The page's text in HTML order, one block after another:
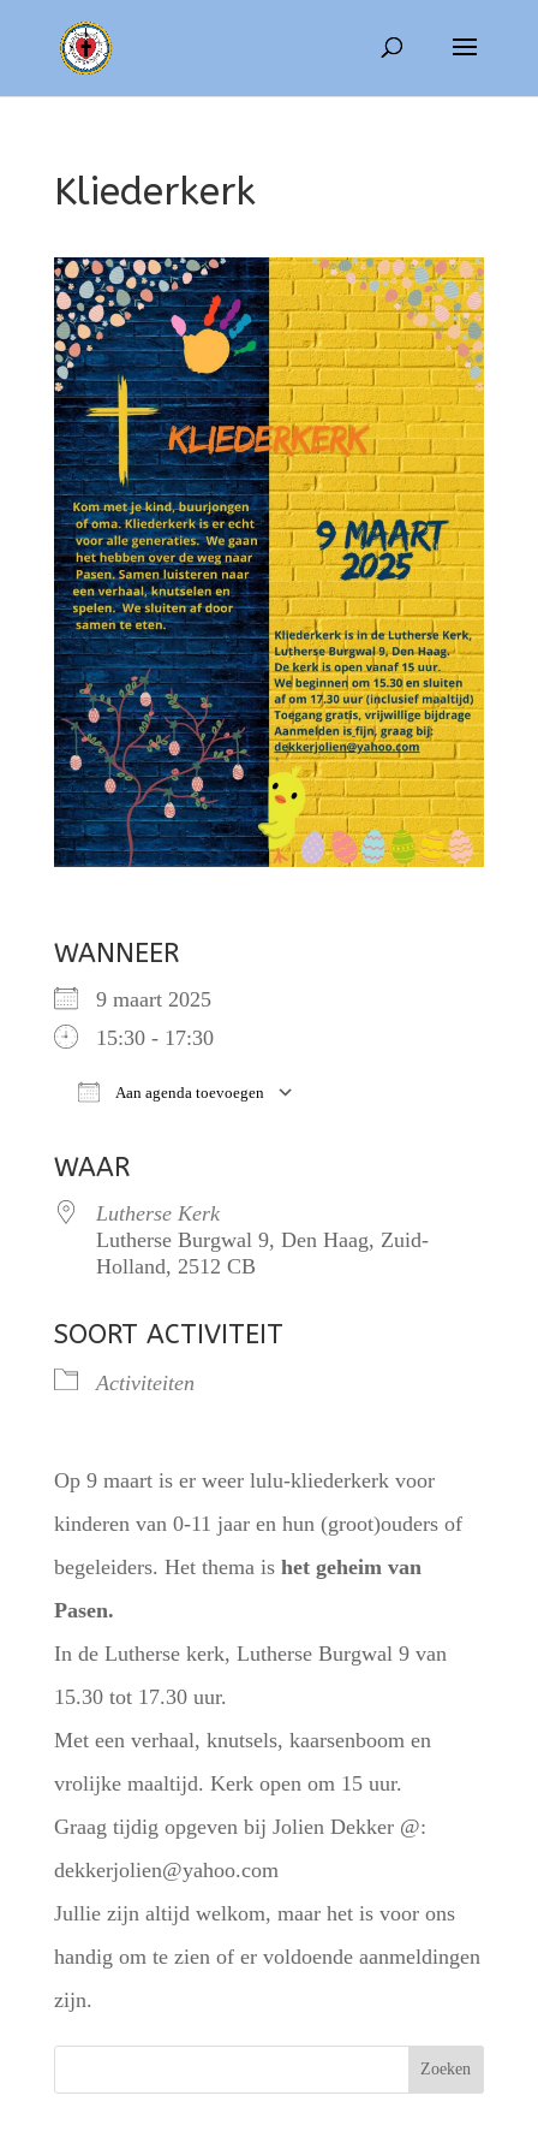
Kliederkerk
WANNEER
9 maart 2025
15:30 - 17:30
Aan agenda toevoegen
WAAR
Lutherse Kerk
Lutherse Burgwal 9, Den Haag, Zuid-
Holland, 2512 CB
SOORT ACTIVITEIT
Activiteiten
Op 9 maart is er weer lulu-kliederkerk voor
kinderen van 0-11 jaar en hun (groot)ouders of
begeleiders. Het thema is het geheim van
Pasen.
In de Lutherse kerk, Lutherse Burgwal 9 van
15.30 tot 17.30 uur.
Met een verhaal, knutsels, kaarsenboom en
vrolijke maaltijd. Kerk open om 15 uur.
Graag tijdig opgeven bij Jolien Dekker @:
dekkerjolien@yahoo.com
Jullie zijn altijd welkom, maar het is voor ons
handig om te zien of er voldoende aanmeldingen
zijn.